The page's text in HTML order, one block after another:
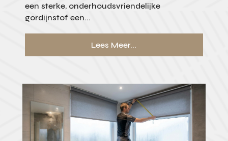
een sterke, onderhoudsvriendelijke
gordijnstof een...
Lees Meer...